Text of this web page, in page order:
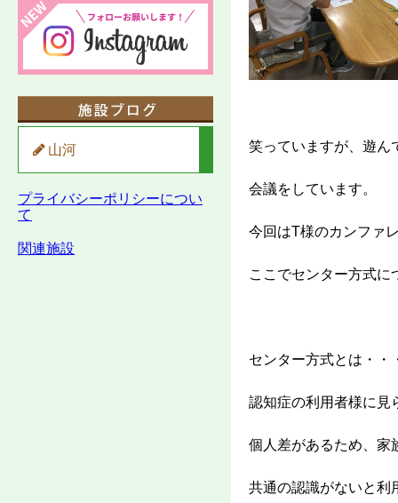
笑っていますが、遊ん
会議をしています。
今回はT様のカンファ
ここでセンター方式に
センター方式とは・・
認知症の利用者様に見
個人差があるため、家
共通の認識がないと利
山河
プライバシーポリシーについ
て
関連施設